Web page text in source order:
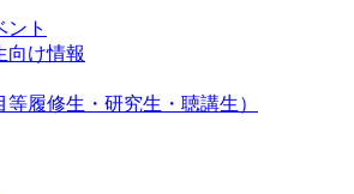
ント
向け情報
等履修生・研究生・聴講生）